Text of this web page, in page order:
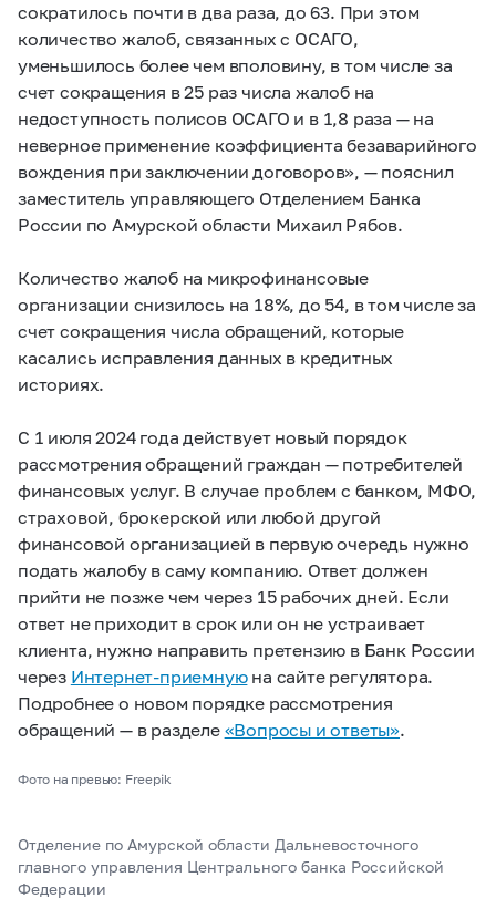
сократилось почти в два раза, до 63. При этом
количество жалоб, связанных с ОСАГО,
уменьшилось более чем вполовину, в том числе за
счет сокращения в 25 раз числа жалоб на
недоступность полисов ОСАГО и в 1,8 раза — на
неверное применение коэффициента безаварийного
вождения при заключении договоров», — пояснил
заместитель управляющего Отделением Банка
России по Амурской области Михаил Рябов.
Количество жалоб на микрофинансовые
организации снизилось на 18%, до 54, в том числе за
счет сокращения числа обращений, которые
касались исправления данных в кредитных
историях.
С 1 июля 2024 года действует новый порядок
рассмотрения обращений граждан — потребителей
финансовых услуг. В случае проблем с банком, МФО,
страховой, брокерской или любой другой
финансовой организацией в первую очередь нужно
подать жалобу в саму компанию. Ответ должен
прийти не позже чем через 15 рабочих дней. Если
ответ не приходит в срок или он не устраивает
клиента, нужно направить претензию в Банк России
через Интернет-приемнуюна сайте регулятора.
Подробнее о новом порядке рассмотрения
обращений — в разделе «Вопросы и ответы».
Фото на превью: Freepik
Отделение по Амурской области Дальневосточного
главного управления Центрального банка Российской
Федерации